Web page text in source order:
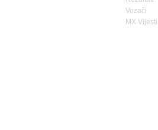
Vozači
MX Vijesti